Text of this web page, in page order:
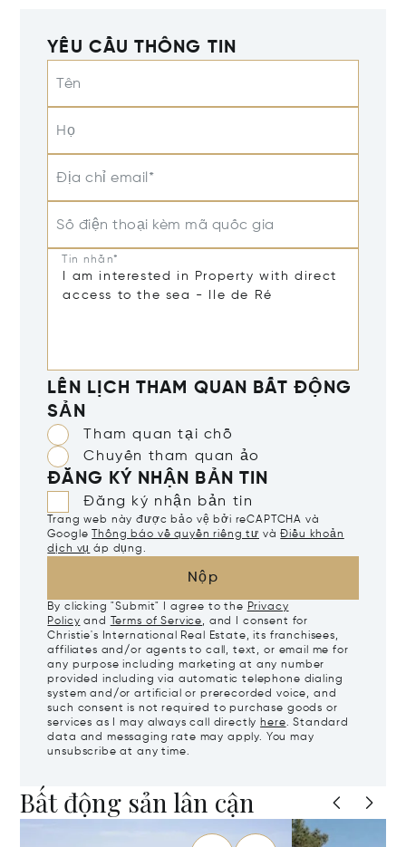
YÊU CẦU THÔNG TIN
Tên
Họ
Địa chỉ email*
Số điện thoại kèm mã quốc gia
Tin nhắn*
LÊN LỊCH THAM QUAN BẤT ĐỘNG
SẢN
Tham quan tại chỗ
Chuyến tham quan ảo
ĐĂNG KÝ NHẬN BẢN TIN
Đăng ký nhận bản tin
Trang web này được bảo vệ bởi reCAPTCHA và
Google
Thông báo về quyền riêng tư vàĐiều khoản
dịch vụ áp dụng.
Nộp
By clicking "Submit" I agree to the Privacy
Policy and Terms of Service, and I consent for
Christie's International Real Estate, its franchisees,
affiliates and/or agents to call, text, or email me for
any purpose including marketing at any number
provided including via automatic telephone dialing
system and/or artificial or prerecorded voice, and
such consent is not required to purchase goods or
services as I may always call directly here. Standard
data and messaging rate may apply. You may
unsubscribe at any time.
Bất động sản lân cận